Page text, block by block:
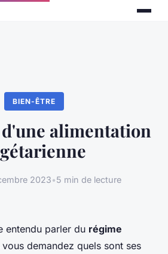
BIEN-ÊTRE
alimentation
2023•5 min de lecture
entendu parler du régime
demandez quels sont ses